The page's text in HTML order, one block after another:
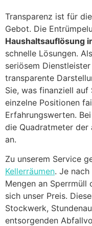
Transparenz ist für
Gebot. Die
Haushaltsauflösung
schnelle Lösungen.
seriösem
transparente
Sie, was finanziell
einzelne Positionen
Erfahrungswerten.
die Quadratmeter der
an.
Zu unserem Service
Kellerräumen. Je
Mengen an Sperrmüll
sich unser Preis.
Stockwerk,
entsorgenden